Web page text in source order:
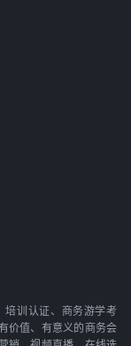
培训认证、商务游学考
价值、有意义的商务会